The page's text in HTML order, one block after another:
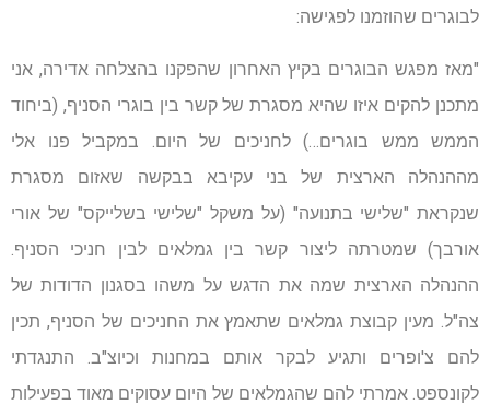
לבוגרים שהוזמנו לפגישה:
"מאז מפגש הבוגרים בקיץ האחרון שהפקנו בהצלחה אדירה, אני
מתכנן להקים איזו שהיא מסגרת של קשר בין בוגרי הסניף, (ביחוד
הממש ממש בוגרים…) לחניכים של היום. במקביל פנו אלי
מההנהלה הארצית של בני עקיבא בבקשה שאזום מסגרת
שנקראת "שלישי בתנועה" (על משקל "שלישי בשלייקס" של אורי
אורבך) שמטרתה ליצור קשר בין גמלאים לבין חניכי הסניף.
ההנהלה הארצית שמה את הדגש על משהו בסגנון הדודות של
צה"ל. מעין קבוצת גמלאים שתאמץ את החניכים של הסניף, תכין
להם צ'ופרים ותגיע לבקר אותם במחנות וכיוצ"ב. התנגדתי
לקונספט. אמרתי להם שהגמלאים של היום עסוקים מאוד בפעילות